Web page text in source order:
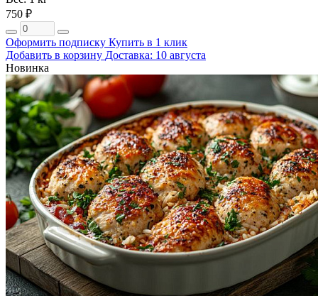
750 ₽
Оформить подписку Купить в 1 клик
Добавить в корзину Доставка: 10 августа
Новинка